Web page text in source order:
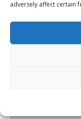
adversely affect certain
παρέμβαση. Είναι
που απαιτεί